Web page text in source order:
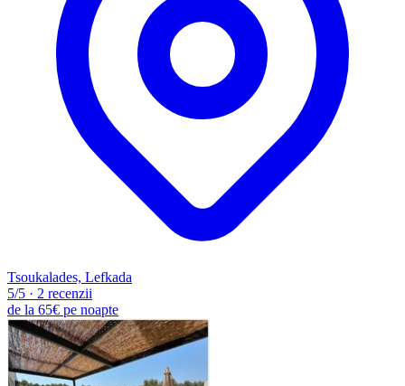
Tsoukalades, Lefkada
5/5 · 2 recenzii
de la 65€ pe noapte